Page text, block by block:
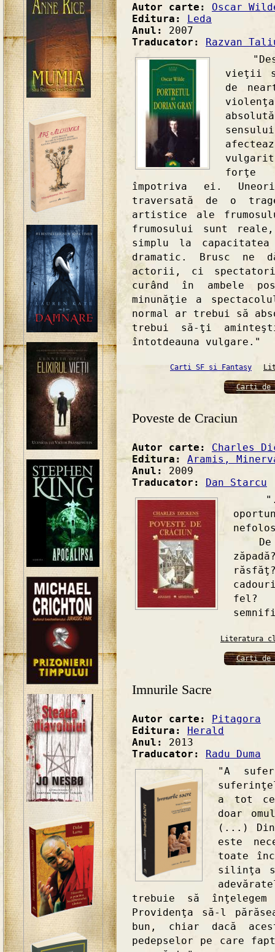
Autor carte: Oscar
Editura: Leda
Anul: 2007
Traducator: Razvan
vieţii
de
forţe
împotriva ei.
traversată de o
artistice ale
frumosului sunt
simplu la
dramatic. Brusc ne
actorii, ci
curând în ambele
minunăţie a
normal ar trebui să
trebui să-ţi
întotdeauna vulgare."
Carti SF si Fantasy
Carti
Poveste de Craciun
Autor carte: Charles
Editura: Aramis,
Anul: 2009
Traducator:
Dan Starcu
"...
De
fel?
Literatura
Carti
Imnurile Sacre
Autor carte: Pitagora
Editura: Herald
Anul: 2013
Traducator: Radu Duma
"A
a tot ce
doar
(...) Din
este
toate
silinţa
trebuie să
Providenţa să-l
bun, chiar dacă
pedepselor pe care